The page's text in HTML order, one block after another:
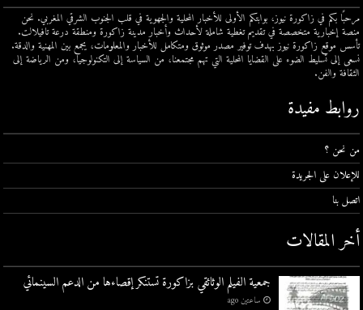
مرحبًا بكم في زاكورة نيوز، بوابتكم الأولى للأخبار المحلية والجهوية في قلب الجنوب الشرقي المغربي. نحن
منصة إخبارية متخصصة في تقديم تغطية شاملة لأحداث وأخبار مدينة زاكورة ومنطقة درعة تافيلالت.
تأسس موقع زاكورة نيوز بهدف توفير مصدر موثوق ومتكامل للأخبار والمعلومات، يجمع بين المهنية والدقة.
نسعى إلى تسليط الضوء على القضايا المحلية التي تهم مجتمعنا، من السياسة إلى التكنولوجيا، ومن الرياضة إلى
الثقافة والفن.
روابط مفيدة
من نحن ؟
للإعلان على الجريدة
اتصل بنا
أخر المقالات
جمعية الفيلم الوثائقي بزاكورة تستنكر إقصاءها من الدعم السينمائي
ساعتين ago